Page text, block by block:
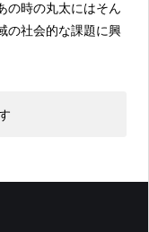
の時の丸太にはそん
の社会的な課題に興